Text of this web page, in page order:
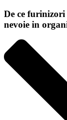
De ce
nevoie in